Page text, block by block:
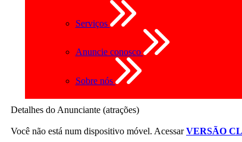
Serviços
Anuncie conosco
Sobre nós
Detalhes do Anunciante (atrações)
Você não está num dispositivo móvel. AcessarVERSÃO